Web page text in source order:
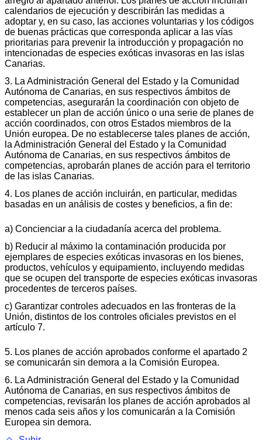
calendarios de ejecución y describirán las medidas a
adoptar y, en su caso, las acciones voluntarias y los códigos
de buenas prácticas que corresponda aplicar a las vías
prioritarias para prevenir la introducción y propagación no
intencionadas de especies exóticas invasoras en las islas
Canarias.
3. La Administración General del Estado y la Comunidad
Autónoma de Canarias, en sus respectivos ámbitos de
competencias, asegurarán la coordinación con objeto de
establecer un plan de acción único o una serie de planes de
acción coordinados, con otros Estados miembros de la
Unión europea. De no establecerse tales planes de acción,
la Administración General del Estado y la Comunidad
Autónoma de Canarias, en sus respectivos ámbitos de
competencias, aprobarán planes de acción para el territorio
de las islas Canarias.
4. Los planes de acción incluirán, en particular, medidas
basadas en un análisis de costes y beneficios, a fin de:
a) Concienciar a la ciudadanía acerca del problema.
b) Reducir al máximo la contaminación producida por
ejemplares de especies exóticas invasoras en los bienes,
productos, vehículos y equipamiento, incluyendo medidas
que se ocupen del transporte de especies exóticas invasoras
procedentes de terceros países.
c) Garantizar controles adecuados en las fronteras de la
Unión, distintos de los controles oficiales previstos en el
artículo 7.
5. Los planes de acción aprobados conforme el apartado 2
se comunicarán sin demora a la Comisión Europea.
6. La Administración General del Estado y la Comunidad
Autónoma de Canarias, en sus respectivos ámbitos de
competencias, revisarán los planes de acción aprobados al
menos cada seis años y los comunicarán a la Comisión
Europea sin demora.